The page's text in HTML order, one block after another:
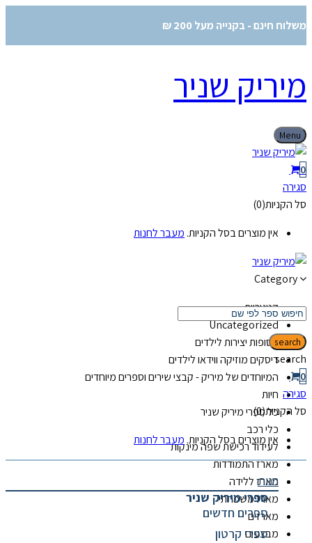
משלוח חינם - בקנייה מעל 200 ₪
מיריק שניר
Menu
0
סגירה
סל הקניות(0)
אין מוצרים בסל הקניות. מעבר לחנות
Category
קטגוריות
Uncategorized
אסופות יצירות לילדים
דיסקים מוזיקה ווידאו לילדים
המיוחדים של מיריק - קבצי שירים וספרים מיוחדים
חיות
כל ספרי מיריק שניר
כלי רכב
לעידוד רכישת שפה מינקות
מארז התמודדות
מארז ללידה
מארז משפחתי
מארזים
מבצעים
search
search
0
סגירה
סל הקניות(0)
אין מוצרים בסל הקניות. מעבר לחנות
חנות
ספרי מיריק שניר
ספרים חדשים
ספרי קרטון